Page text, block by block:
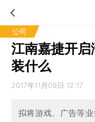
公司
江南嘉捷开
装什么
2017年11月08日 12:17
拟将游戏、广告等